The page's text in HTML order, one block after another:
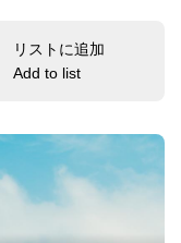
リストに追加
Add to list